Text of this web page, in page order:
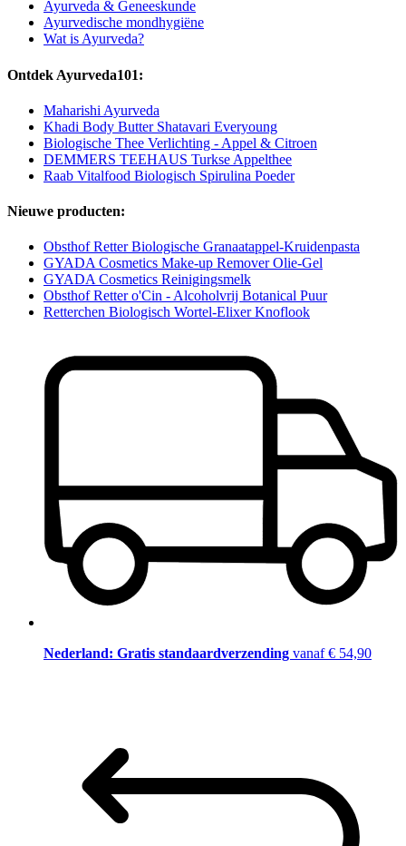
Ayurveda & Geneeskunde
Ayurvedische mondhygiëne
Wat is Ayurveda?
Ontdek Ayurveda101:
Maharishi Ayurveda
Khadi Body Butter Shatavari Everyoung
Biologische Thee Verlichting - Appel & Citroen
DEMMERS TEEHAUS Turkse Appelthee
Raab Vitalfood Biologisch Spirulina Poeder
Nieuwe producten:
Obsthof Retter Biologische Granaatappel-Kruidenpasta
GYADA Cosmetics Make-up Remover Olie-Gel
GYADA Cosmetics Reinigingsmelk
Obsthof Retter o'Cin - Alcoholvrij Botanical Puur
Retterchen Biologisch Wortel-Elixer Knoflook
Nederland: Gratis standaardverzending vanaf € 54,90